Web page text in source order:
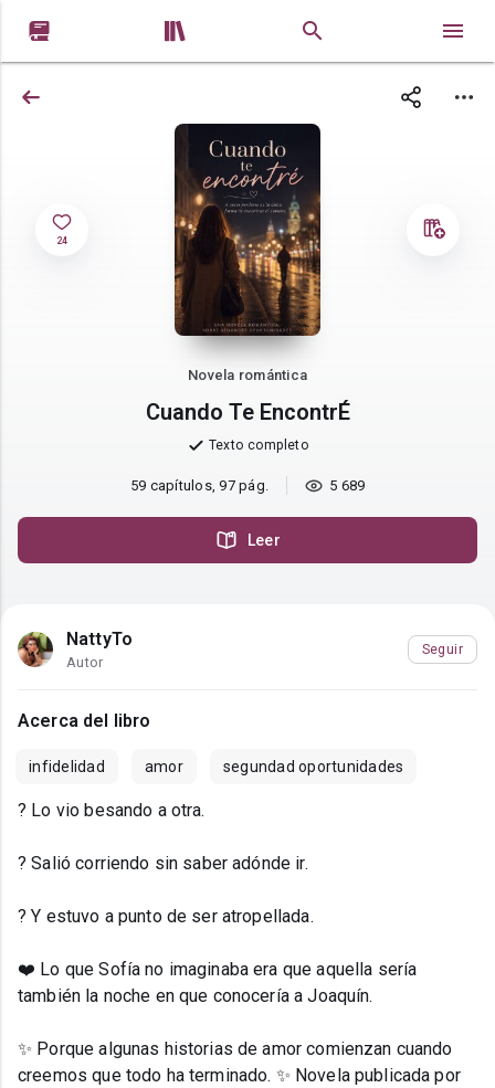
 
24
Novela romántica
Cuando Te EncontrÉ
Texto completo
59 capítulos, 97 pág. 5 689
Leer
NattyTo
Autor
Seguir
Acerca del libro
infidelidad amor segundad oportunidades
? Lo vio besando a otra.
? Salió corriendo sin saber adónde ir.
? Y estuvo a punto de ser atropellada.
❤️ Lo que Sofía no imaginaba era que aquella sería
también la noche en que conocería a Joaquín.
✨ Porque algunas historias de amor comienzan cuando
creemos que todo ha terminado. ✨ Novela publicada por